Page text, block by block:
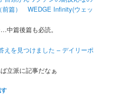
前篇） WEDGE Infinity(ウェッ
中篇後篇も必読。
えを見つけました – デイリーポ
立派に記事だなぁ